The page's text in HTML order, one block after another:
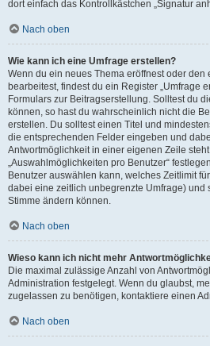
dort einfach das Kontrollkästchen „Signatur
Nach oben
Wie kann ich eine Umfrage erstellen?
Wenn du ein neues Thema eröffnest oder den
bearbeitest, findest du ein Register „Umfrage
Formulars zur Beitragserstellung. Solltest du
können, so hast du wahrscheinlich nicht die
erstellen. Du solltest einen Titel und
die entsprechenden Felder eingeben und
Antwortmöglichkeit in einer eigenen Zeile
„Auswahlmöglichkeiten pro Benutzer“
Benutzer auswählen kann, welches Zeitlimit
dabei eine zeitlich unbegrenzte Umfrage) und
Stimme ändern können.
Nach oben
Wieso kann ich nicht mehr
Die maximal zulässige Anzahl von
Administration festgelegt. Wenn du glaubst,
zugelassen zu benötigen, kontaktiere einen
Nach oben